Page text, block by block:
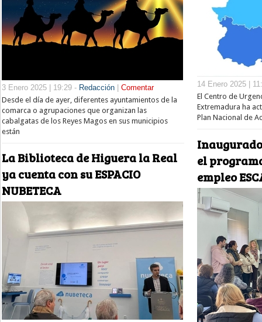
3 Enero 2025 | 19:29 - Redacción | Comentar
Desde el día de ayer, diferentes ayuntamientos de la
comarca o agrupaciones que organizan las
cabalgatas de los Reyes Magos en sus municipios
están
La Biblioteca de Higuera la Real
ya cuenta con su ESPACIO
NUBETECA
14 Enero 2025 |
El Centro de
Extremadura ha
Plan Nacional de
el
empleo